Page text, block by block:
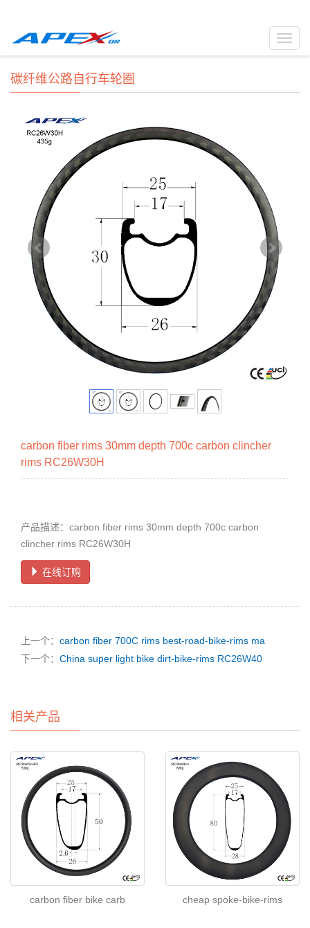
碳纤维公路自行车轮圈
carbon fiber rims 30mm depth 700c carbon clincher
rims RC26W30H
产品描述：carbon fiber rims 30mm depth 700c carbon
clincher rims RC26W30H
在线订购
上一个： carbon fiber 700C rims best-road-bike-rims ma
下一个： China super light bike dirt-bike-rims RC26W40
相关产品
carbon fiber bike carb cheap spoke-bike-rims